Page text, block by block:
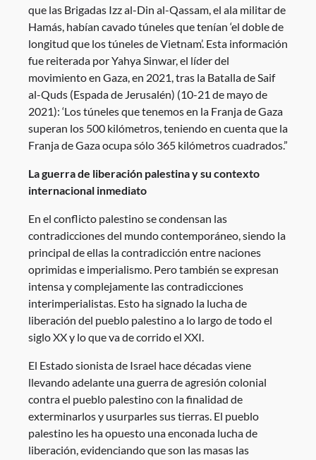
que las Brigadas Izz al-Din al-Qassam, el ala militar de
Hamás, habían cavado túneles que tenían ‘el doble de
longitud que los túneles de Vietnam’. Esta información
fue reiterada por Yahya Sinwar, el líder del
movimiento en Gaza, en 2021, tras la Batalla de Saif
al-Quds (Espada de Jerusalén) (10-21 de mayo de
2021): ‘Los túneles que tenemos en la Franja de Gaza
superan los 500 kilómetros, teniendo en cuenta que la
Franja de Gaza ocupa sólo 365 kilómetros cuadrados.”
La guerra de liberación palestina y su contexto
internacional inmediato
En el conflicto palestino se condensan las
contradicciones del mundo contemporáneo, siendo la
principal de ellas la contradicción entre naciones
oprimidas e imperialismo. Pero también se expresan
intensa y complejamente las contradicciones
interimperialistas. Esto ha signado la lucha de
liberación del pueblo palestino a lo largo de todo el
siglo XX y lo que va de corrido el XXI.
El Estado sionista de Israel hace décadas viene
llevando adelante una guerra de agresión colonial
contra el pueblo palestino con la finalidad de
exterminarlos y usurparles sus tierras. El pueblo
palestino les ha opuesto una enconada lucha de
liberación, evidenciando que son las masas las